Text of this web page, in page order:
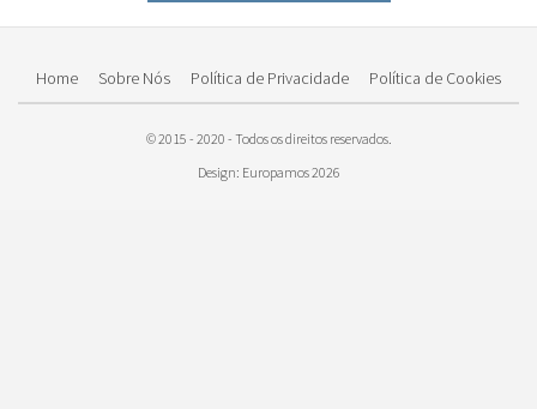
Home Sobre Nós Política de Privacidade Política de Cookies
© 2015 - 2020 - Todos os direitos reservados.
Design: Europamos 2026